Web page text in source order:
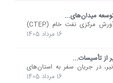
میدان‌های...
تکمیل ردیف‌های A و B واحد فرآورش مرکزی نفت خام (CTEP)
16 مرداد 1405
از تأسیسات...
در جریان سفر به استان‌های
16 مرداد 1405